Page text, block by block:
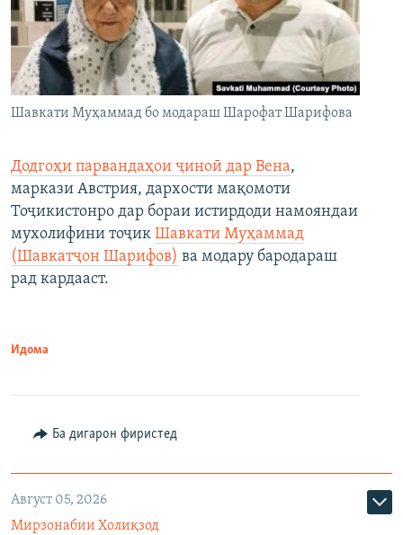
Шавкати Муҳаммад бо модараш Шарофат Шарифова
Додгоҳи парвандаҳои ҷиноӣ дар Вена,
маркази Австрия, дархости мақомоти
Тоҷикистонро дар бораи истирдоди намояндаи
мухолифини тоҷик Шавкати Муҳаммад
(Шавкатҷон Шарифов) ва модару бародараш
рад кардааст.
Идома
Ба дигарон фиристед
Август 05, 2026
Мирзонабии Холиқзод